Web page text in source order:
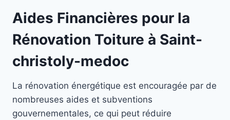
Aides Financières pour la
Rénovation Toiture à Saint-
christoly-medoc
La rénovation énergétique est encouragée par de
nombreuses aides et subventions
gouvernementales, ce qui peut réduire